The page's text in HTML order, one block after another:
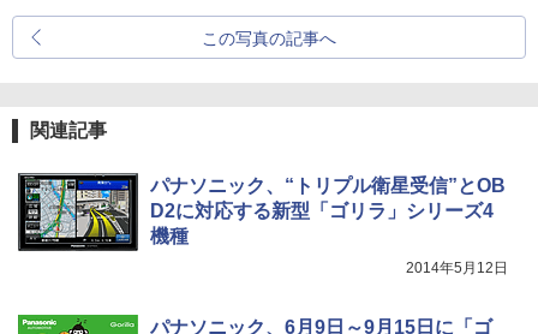
この写真の記事へ
関連記事
パナソニック、“トリプル衛星受信”とOB
D2に対応する新型「ゴリラ」シリーズ4
機種
2014年5月12日
パナソニック、6月9日～9月15日に「ゴ